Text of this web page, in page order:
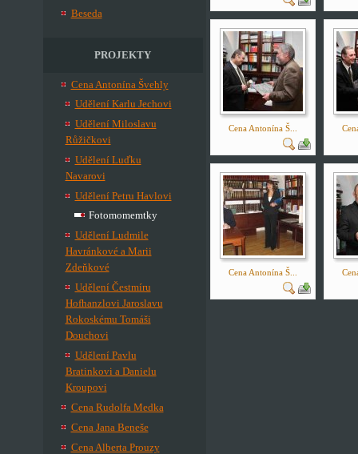
Beseda
PROJEKTY
Cena Antonína Švehly
Udělení Karlu Jechovi
Udělení Miloslavu
Růžičkovi
Udělení Luďku
Navarovi
Udělení Petru Havlovi
Fotomomemtky
Udělení Ludmile
Havránkové a Marii
Zdeňkové
Udělení Čestmíru
Hofhanzlovi Jaroslavu
Rokoskému Tomáši
Douchovi
Udělení Pavlu
Bratinkovi a Danielu
Kroupovi
Cena Rudolfa Medka
Cena Jana Beneše
Cena Alberta Prouzy
Cena Antonína Š...
Cena Antonína Š...